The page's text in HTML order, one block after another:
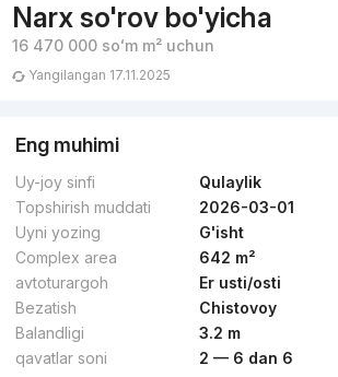
Narx so'rov bo'yicha
16 470 000 soʻmm² uchun
Yangilangan 17.11.2025
Eng muhimi
Uy-joy sinfi
Qulaylik
Topshirish muddati
2026-03-01
Uyni yozing
G'isht
Complex area
642 m²
avtoturargoh
Er usti/osti
Bezatish
Chistovoy
Balandligi
3.2 m
qavatlar soni
2 — 6 dan 6